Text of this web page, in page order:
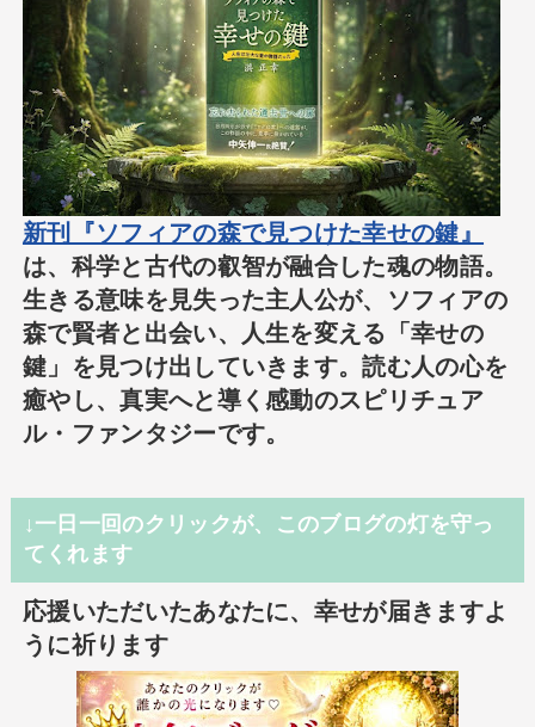
新刊『ソフィアの森で見つけた幸せの鍵』
は、科学と古代の叡智が融合した魂の物語。
生きる意味を見失った主人公が、ソフィアの
森で賢者と出会い、人生を変える「幸せの
鍵」を見つけ出していきます。読む人の心を
癒やし、真実へと導く感動のスピリチュア
ル・ファンタジーです。
↓一日一回のクリックが、このブログの灯を守っ
てくれます
応援いただいたあなたに、幸せが届きますよ
うに祈ります